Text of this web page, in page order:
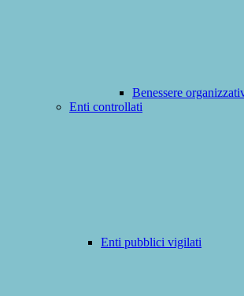
Benessere
Enti controllati
Enti pubblici vigilati